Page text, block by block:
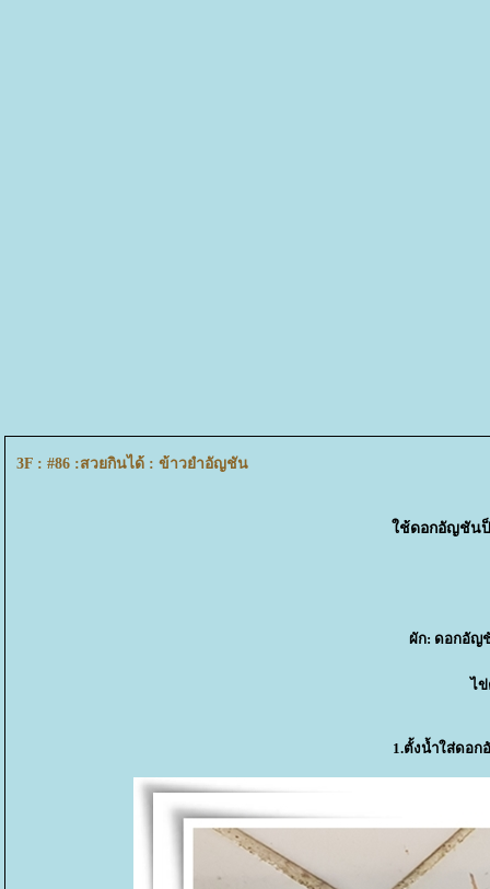
3F : #86 :สวยกินได้ : ข้าวยำอัญชัน
ช้ดอกอัญชันป็
ผัก: ดอกอัญ
ไ
1.ตั้งน้ำใส่ดอ